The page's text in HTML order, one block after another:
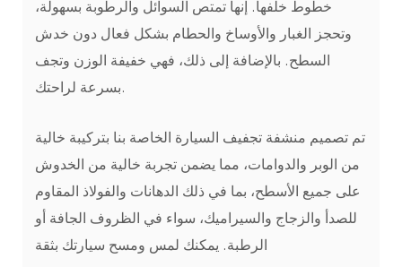
خطوط خلفها. إنها تمتص السوائل والرطوبة بسهولة،
وتحجز الغبار والأوساخ والحطام بشكل فعال دون خدش
السطح. بالإضافة إلى ذلك، فهي خفيفة الوزن وتجف
بسرعة لراحتك.
تم تصميم منشفة تجفيف السيارة الخاصة بنا بتركيبة خالية
من الوبر والدوامات، مما يضمن تجربة خالية من الخدوش
على جميع الأسطح، بما في ذلك الدهانات والفولاذ المقاوم
للصدأ والزجاج والسيراميك، سواء في الظروف الجافة أو